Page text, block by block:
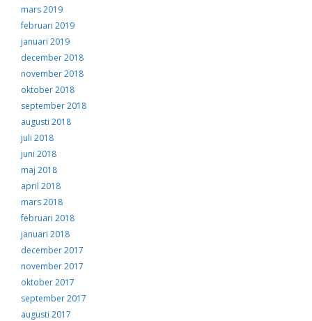
mars 2019
februari 2019
januari 2019
december 2018
november 2018
oktober 2018
september 2018
augusti 2018
juli 2018
juni 2018
maj 2018
april 2018
mars 2018
februari 2018
januari 2018
december 2017
november 2017
oktober 2017
september 2017
augusti 2017